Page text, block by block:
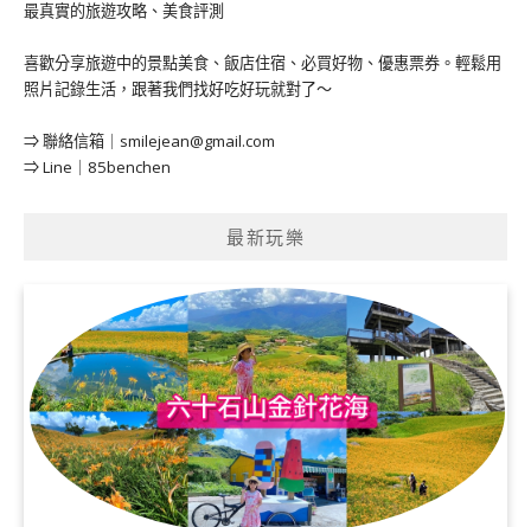
最真實的旅遊攻略、美食評測
喜歡分享旅遊中的景點美食、飯店住宿、必買好物、優惠票券。輕鬆用
照片記錄生活，跟著我們找好吃好玩就對了～
⇒ 聯絡信箱｜ smilejean@gmail.com
⇒ Line｜85benchen
最新玩樂